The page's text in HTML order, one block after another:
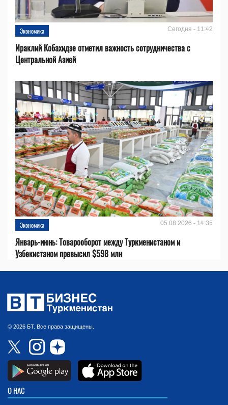
Экономика Сегодня - 11:42
Ираклий Кобахидзе отметил важность сотрудничества с
Центральной Азией
Экономика 05.08.2026 - 14:35
Январь-июнь: Товарооборот между Туркменистаном и
Узбекистаном превысил $598 млн
© 2026 БТ. Все права защищены.
О НАС